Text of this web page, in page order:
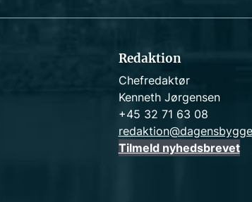
Redaktion
Chefredaktør
Kenneth Jørgensen
+45 32 71 63 08
Tilmeld nyhedsbrevet